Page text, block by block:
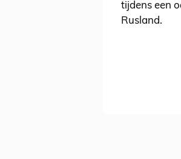
tijdens een
Rusland.